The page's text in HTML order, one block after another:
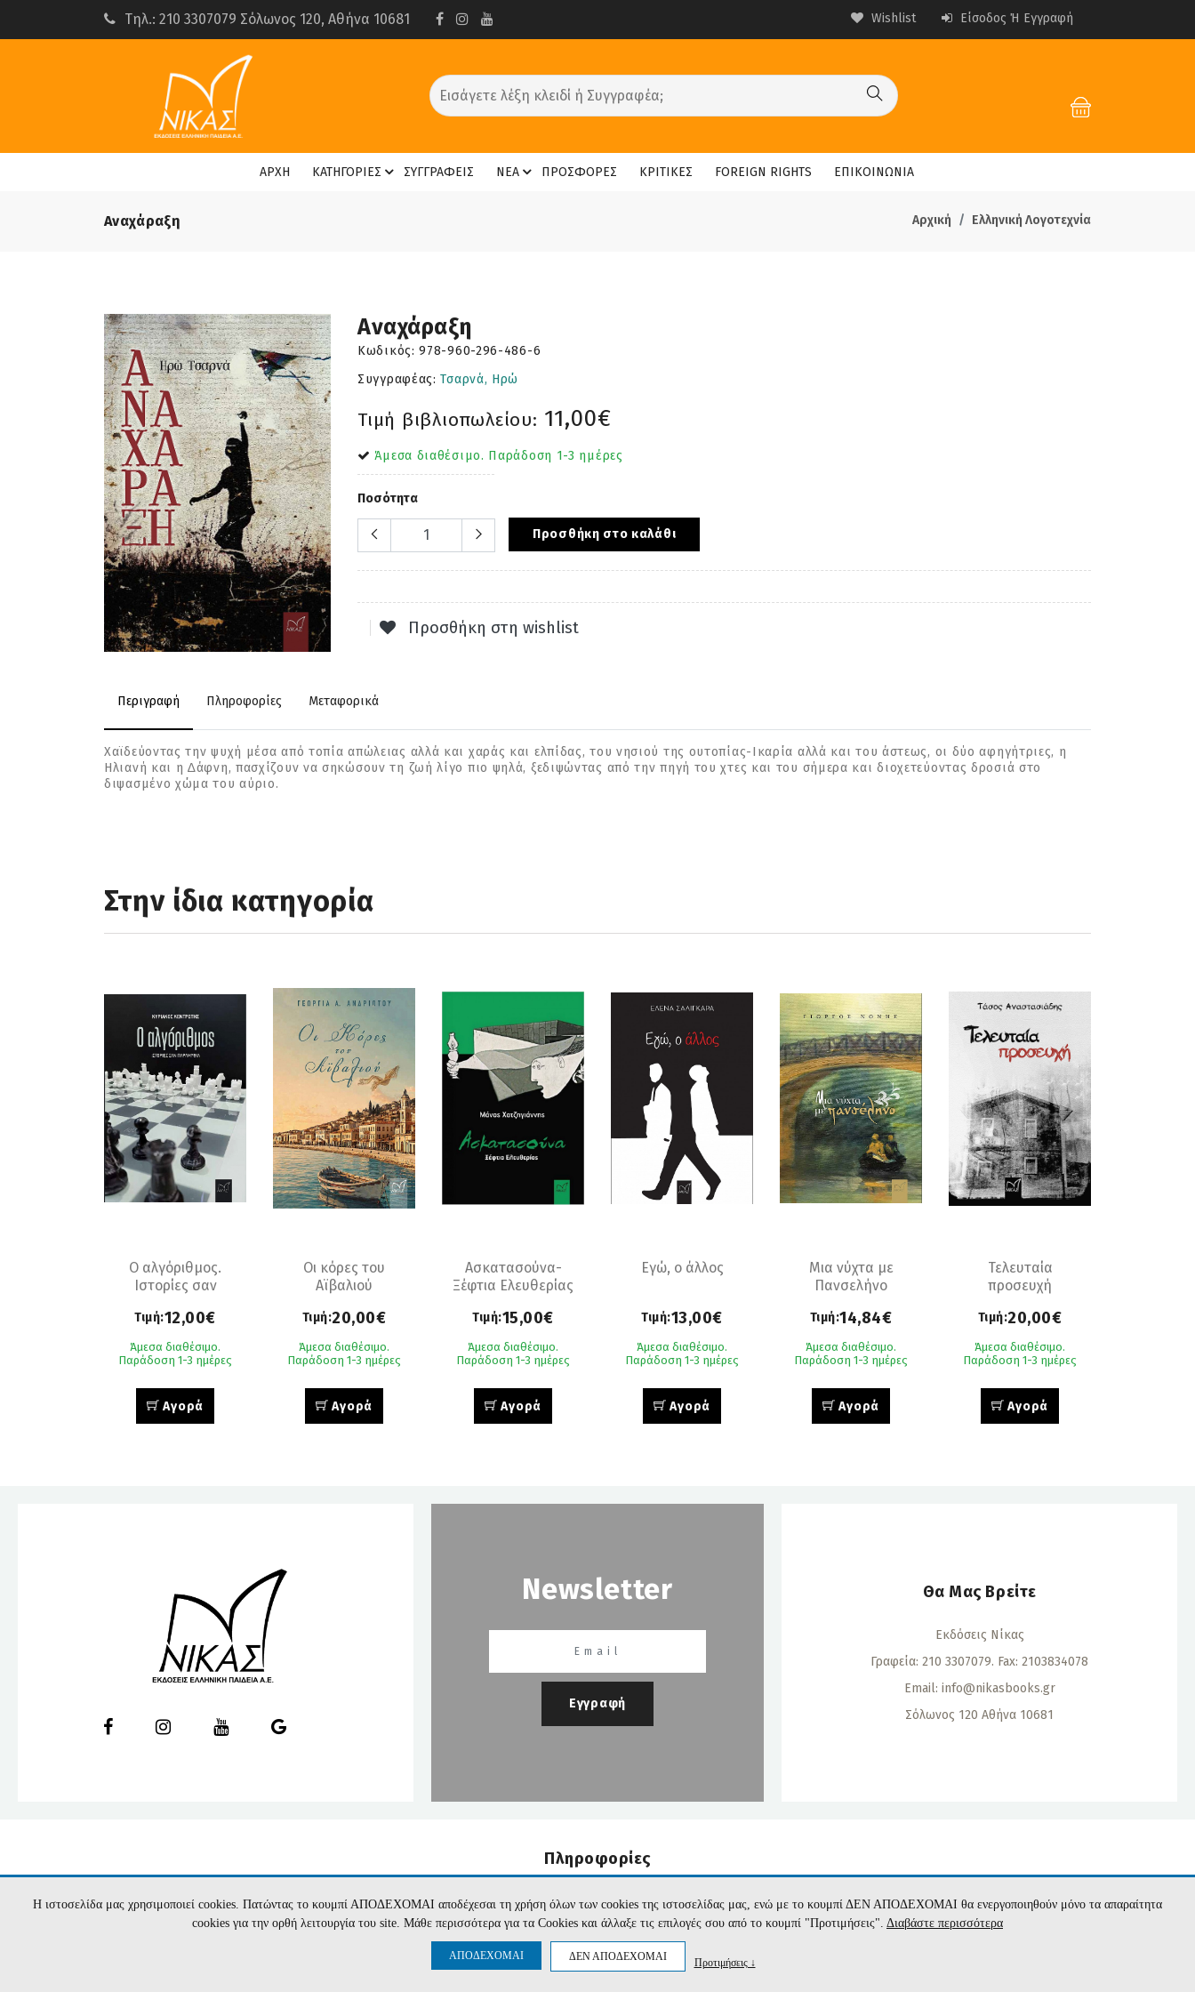
Τηλ.: 210 3307079 Σόλωνος 120, Αθήνα 10681 Wishlist Είσοδος Ή Εγγραφή
ΑΡΧΗ ΚΑΤΗΓΟΡΙΕΣ ΣΥΓΓΡΑΦΕΙΣ ΝΕΑ ΠΡΟΣΦΟΡΕΣ ΚΡΙΤΙΚΕΣ FOREIGN RIGHTS ΕΠΙΚΟΙΝΩΝΙΑ
Αναχάραξη Αρχική Ελληνική Λογοτεχνία
Αναχάραξη
Κωδικός:978-960-296-486-6
Συγγραφέας:Τσαρνά, Ηρώ
Τιμή βιβλιοπωλείου: 11,00€
Άμεσα διαθέσιμο. Παράδοση 1-3 ημέρες
Ποσότητα
Προσθήκη στο καλάθι
Προσθήκη στη wishlist
Περιγραφή Πληροφορίες Μεταφορικά
Χαϊδεύοντας την ψυχή µέσα από τοπία απώλειας αλλά και χαράς και ελπίδας, του νησιού της ουτοπίας-Ικαρία αλλά και του άστεως, οι δύο αφηγήτριες, η
Ηλιανή και η ∆άφνη, πασχίζουν να σηκώσουν τη ζωή λίγο πιο ψηλά, ξεδιψώντας από την πηγή του χτες και του σήµερα και διοχετεύοντας δροσιά στο
διψασµένο χώµα του αύριο.
Στην ίδια κατηγορία
Ο αλγόριθμος.
Ιστορίες σαν
Τιμή:12,00€
Άμεσα διαθέσιμο.
Παράδοση 1-3 ημέρες
Αγορά
Οι κόρες του
Αϊβαλιού
Τιμή:20,00€
Άμεσα διαθέσιμο.
Παράδοση 1-3 ημέρες
Αγορά
Ασκατασούνα-
Ξέφτια Ελευθερίας
Τιμή:15,00€
Άμεσα διαθέσιμο.
Παράδοση 1-3 ημέρες
Αγορά
Εγώ, ο άλλος
Τιμή:13,00€
Άμεσα διαθέσιμο.
Παράδοση 1-3 ημέρες
Αγορά
Μια νύχτα με
Πανσελήνο
Τιμή:14,84€
Άμεσα διαθέσιμο.
Παράδοση 1-3 ημέρες
Αγορά
Τελευταία
προσευχή
Τιμή:20,00€
Άμεσα διαθέσιμο.
Παράδοση 1-3 ημέρες
Αγορά
Newsletter
Εγγραφή
Θα Μας Βρείτε
Εκδόσεις Νίκας
Γραφεία: 210 3307079. Fax: 2103834078
Email: info@nikasbooks.gr
Σόλωνος 120 Αθήνα 10681
Πληροφορίες
Η ιστοσελίδα μας χρησιμοποιεί cookies. Πατώντας το κουμπί ΑΠΟΔΕΧΟΜΑΙ αποδέχεσαι τη χρήση όλων των cookies της ιστοσελίδας μας, ενώ με το κουμπί ΔΕΝ ΑΠΟΔΕΧΟΜΑΙ θα ενεργοποιηθούν μόνο τα απαραίτητα
cookies για την ορθή λειτουργία του site. Μάθε περισσότερα για τα Cookies και άλλαξε τις επιλογές σου από το κουμπί "Προτιμήσεις". Διαβάστε περισσότερα
ΑΠΟΔΕΧΟΜΑΙ ΔΕΝ ΑΠΟΔΕΧΟΜΑΙ Προτιμήσεις ↓